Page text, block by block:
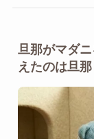
旦那がマダ
えたのは旦